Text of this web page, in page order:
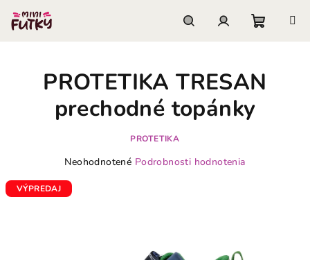
obsah
košík
PROTETIKA TRESAN
prechodné topánky
PROTETIKA
Priemerné
produktu
Neohodnotené Podrobnosti hodnotenia
VÝPREDAJ